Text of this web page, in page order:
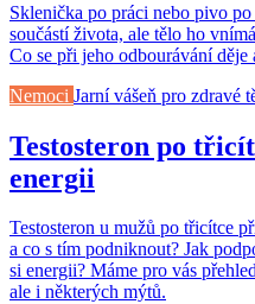
Sklenička po práci nebo pivo
součástí života, ale tělo ho
Co se při jeho odbourávání děje
Nemoci Jarní vášeň pro zdravé
Testosteron po
energii
Testosteron u mužů po třicítce
a co s tím podniknout? Jak
si energii? Máme pro vás
ale i některých mýtů.